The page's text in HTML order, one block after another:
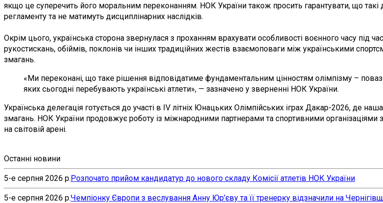
якщо це суперечить його моральним переконанням. НОК України також просить гарантувати, що такі
регламенту та не матимуть дисциплінарних наслідків.
Окрім цього, українська сторона звернулася з проханням врахувати особливості воєнного часу під
рукостискань, обіймів, поклонів чи інших традиційних жестів взаємоповаги між українськими
змагань.
«Ми переконані, що таке рішення відповідатиме фундаментальним цінностям олімпізму –
яких сьогодні перебувають українські атлети», — зазначено у зверненні НОК України.
Українська делегація готується до участі в IV літніх Юнацьких Олімпійських іграх Дакар-2026, де
змагань. НОК України продовжує роботу із міжнародними партнерами та спортивними організаціями
на світовій арені.
Останні новини
5-е серпня 2026 р.Розпочато прийом кандидатур до нового складу Комісії атлетів НОК України
5-е серпня 2026 р.Чемпіонку Європи з веслування Анну Юр’єву та її тренерку відзначили на